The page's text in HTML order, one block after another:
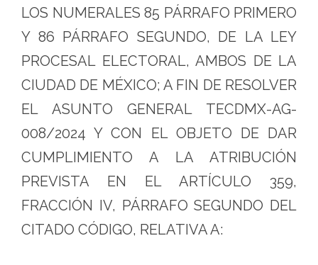
LOS NUMERALES 85 PÁRRAFO PRIMERO
Y 86 PÁRRAFO SEGUNDO, DE LA LEY
PROCESAL ELECTORAL, AMBOS DE LA
CIUDAD DE MÉXICO; A FIN DE RESOLVER
EL ASUNTO GENERAL TECDMX-AG-
008/2024 Y CON EL OBJETO DE DAR
CUMPLIMIENTO A LA ATRIBUCIÓN
PREVISTA EN EL ARTÍCULO 359,
FRACCIÓN IV, PÁRRAFO SEGUNDO DEL
CITADO CÓDIGO, RELATIVA A: